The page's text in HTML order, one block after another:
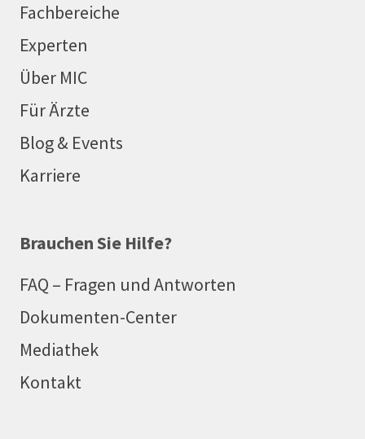
Fachbereiche
Experten
Über MIC
Für Ärzte
Blog & Events
Karriere
Brauchen Sie Hilfe?
FAQ – Fragen und Antworten
Dokumenten-Center
Mediathek
Kontakt